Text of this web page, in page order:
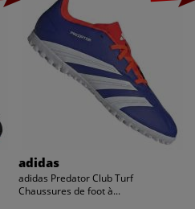
adidas
adidas Predator Club Turf
Chaussures de foot à...